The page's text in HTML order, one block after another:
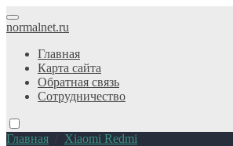
normalnet.ru
Главная
Карта сайта
Обратная связь
Сотрудничество
Главная Xiaomi Redmi